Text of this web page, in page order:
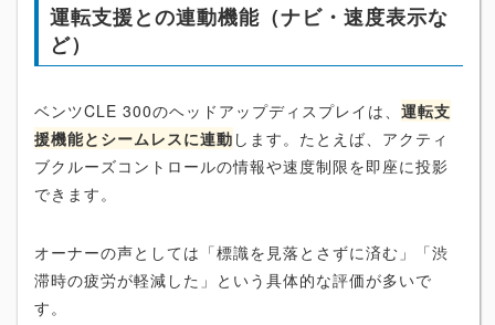
運転支援との連動機能（ナビ・速度表示な
ど）
ベンツCLE 300のヘッドアップディスプレイは、 運転支
援機能とシームレスに連動 します。たとえば、アクティ
ブクルーズコントロールの情報や速度制限を即座に投影
できます。
オーナーの声としては「標識を見落とさずに済む」「渋
滞時の疲労が軽減した」という具体的な評価が多いで
す。